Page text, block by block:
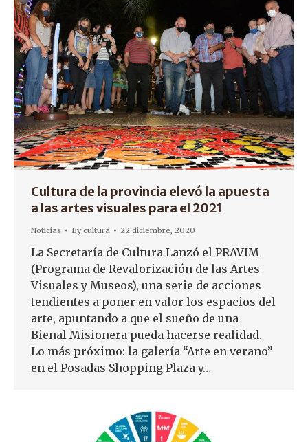
Cultura de la provincia elevó la apuesta
a las artes visuales para el 2021
Noticias Bycultura 22 diciembre, 2020
La Secretaría de Cultura Lanzó el PRAVIM
(Programa de Revalorización de las Artes
Visuales y Museos), una serie de acciones
tendientes a poner en valor los espacios del
arte, apuntando a que el sueño de una
Bienal Misionera pueda hacerse realidad.
Lo más próximo: la galería “Arte en verano”
en el Posadas Shopping Plaza y…